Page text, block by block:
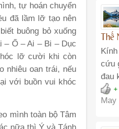
tự hoán chuyển
đã lầm lỡ tạo nên
buông bỏ xuống
– Ố – Ai – Bi – Dục
lỡ cười khi còn
nhiêu oan trái, nếu
với buồn vui khóc
mình toàn bộ Tâm
nữa thì Ý và Tánh
Thế
cứu
đau
+
May